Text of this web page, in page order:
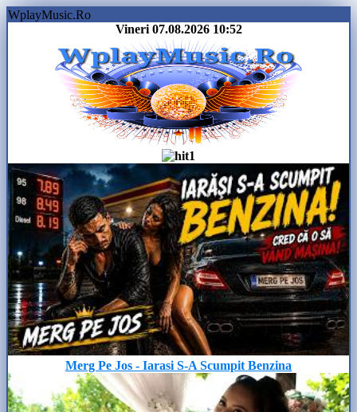
WplayMusic.Ro
Vineri 07.08.2026 10:52
Merg Pe Jos - Iarasi S-A Scumpit Benzina